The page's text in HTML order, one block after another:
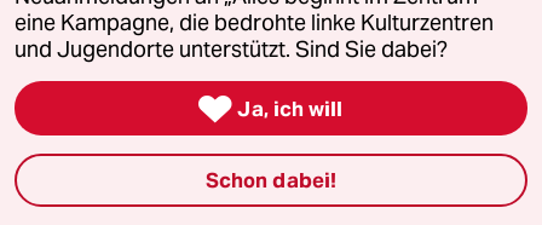
Newsletter
team zukunft
taz frisch
eine Kampagne, die bedrohte linke Kulturzentren
und Jugendorte unterstützt. Sind Sie dabei?
 Ja, ich will
Schon dabei!